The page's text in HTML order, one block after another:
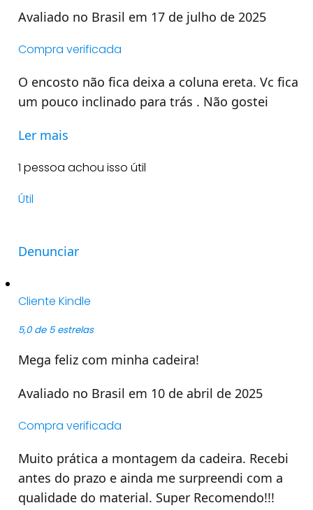
Avaliado no Brasil em 17 de julho de 2025
Compra verificada
O encosto não fica deixa a coluna ereta. Vc fica
um pouco inclinado para trás . Não gostei
Ler mais
1 pessoa achou isso útil
Útil
Denunciar
Cliente Kindle
5,0 de 5 estrelas
Mega feliz com minha cadeira!
Avaliado no Brasil em 10 de abril de 2025
Compra verificada
Muito prática a montagem da cadeira. Recebi
antes do prazo e ainda me surpreendi com a
qualidade do material. Super Recomendo!!!